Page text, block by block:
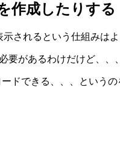
作成したりする
されるという仕組みは
要があるわけだけど、、、
ドできる、、、というの